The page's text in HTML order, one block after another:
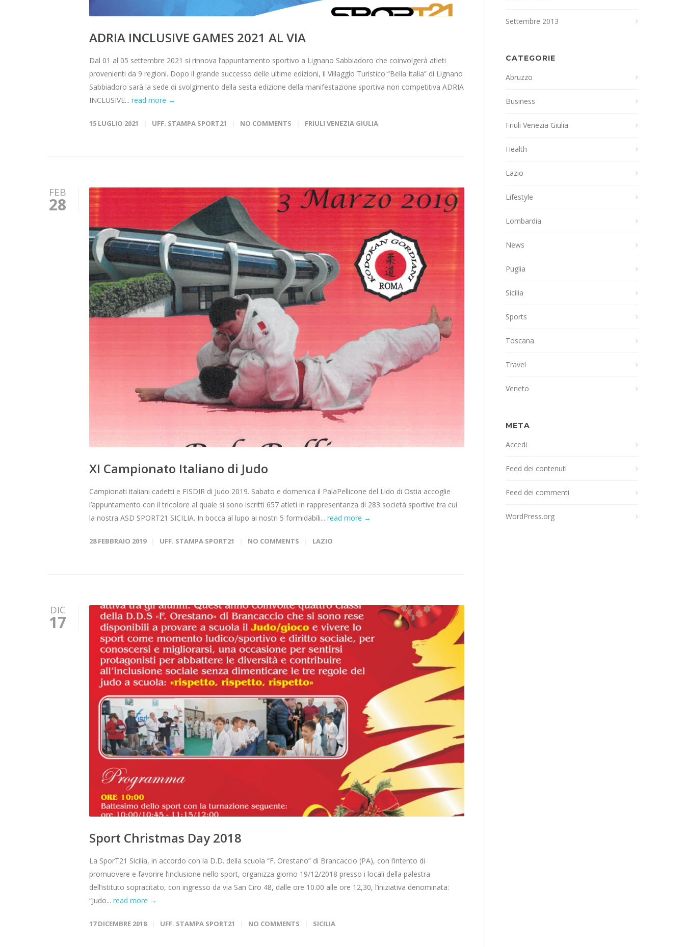
ADRIA INCLUSIVE GAMES 2021 AL VIA
Dal 01 al 05 settembre 2021 si rinnova l’appuntamento sportivo a Lignano Sabbiadoro che coinvolgerà atleti
provenienti da 9 regioni. Dopo il grande successo delle ultime edizioni, il Villaggio Turistico “Bella Italia” di Lignano
Sabbiadoro sarà la sede di svolgimento della sesta edizione della manifestazione sportiva non competitiva ADRIA
INCLUSIVE... read more →
15 LUGLIO 2021 UFF. STAMPA SPORT21 NO COMMENTS FRIULI VENEZIA GIULIA
FEB
28
XI Campionato Italiano di Judo
Campionati italiani cadetti e FISDIR di Judo 2019. Sabato e domenica il PalaPellicone del Lido di Ostia accoglie
l’appuntamento con il tricolore al quale si sono iscritti 657 atleti in rappresentanza di 283 società sportive tra cui
la nostra ASD SPORT21 SICILIA. In bocca al lupo ai nostri 5 formidabili... read more →
28 FEBBRAIO 2019 UFF. STAMPA SPORT21 NO COMMENTS LAZIO
DIC
17
Sport Christmas Day 2018
La SporT21 Sicilia, in accordo con la D.D. della scuola “F. Orestano” di Brancaccio (PA), con l’intento di
promuovere e favorire l’inclusione nello sport, organizza giorno 19/12/2018 presso i locali della palestra
dell’istituto sopracitato, con ingresso da via San Ciro 48, dalle ore 10.00 alle ore 12,30, l’iniziativa denominata:
“Judo... read more →
17 DICEMBRE 2018 UFF. STAMPA SPORT21 NO COMMENTS SICILIA
Settembre 2013
CATEGORIE
Abruzzo
Business
Friuli Venezia Giulia
Health
Lazio
Lifestyle
Lombardia
News
Puglia
Sicilia
Sports
Toscana
Travel
Veneto
META
Accedi
Feed dei contenuti
Feed dei commenti
WordPress.org